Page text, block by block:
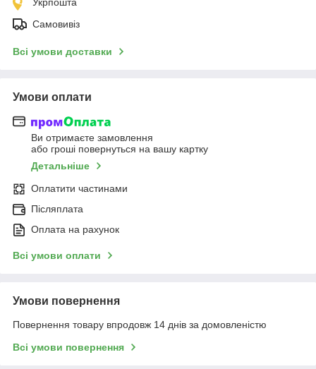
Самовивіз
Всі умови доставки
Умови оплати
Ви отримаєте замовлення
або гроші повернуться на вашу картку
Детальніше
Оплатити частинами
Післяплата
Оплата на рахунок
Всі умови оплати
Умови повернення
Повернення товару впродовж 14 днів за домовленістю
Всі умови повернення